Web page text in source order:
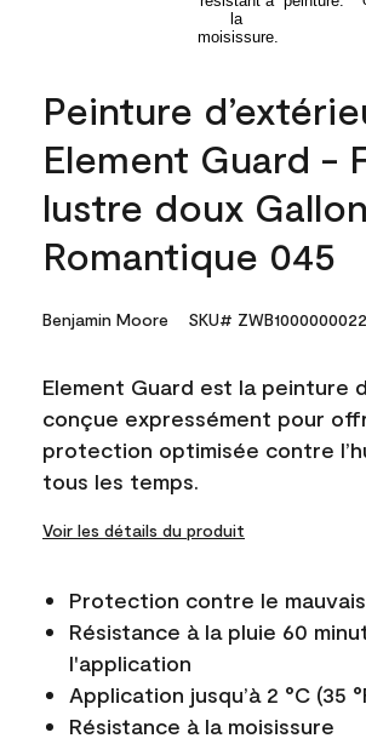
Peinture
Element Guard -
lustre doux Gallon
Romantique 045
Benjamin Moore SKU#
Element Guard est la peinture
conçue expressément pour
protection optimisée contre
tous les temps.
Voir les détails du produit
Protection contre le
Résistance à la pluie 60
l'application
Application jusqu’à 2 °C (35
Résistance à la moisissure